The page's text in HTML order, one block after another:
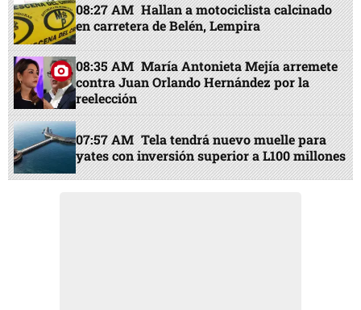
08:27 AM Hallan a motociclista calcinado
en carretera de Belén, Lempira
08:35 AM María Antonieta Mejía arremete
contra Juan Orlando Hernández por la
reelección
07:57 AM Tela tendrá nuevo muelle para
yates con inversión superior a L100 millones